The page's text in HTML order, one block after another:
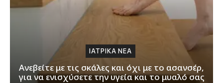
ΙΑΤΡΙΚΑ ΝΕΑ
Ανεβείτε με τις σκάλες και όχι με το ασανσέρ,
για να ενισχύσετε την υγεία και το μυαλό σας